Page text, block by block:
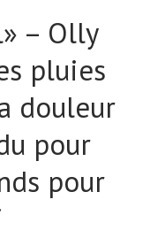
– Olly
pluies
douleur
pour
pour